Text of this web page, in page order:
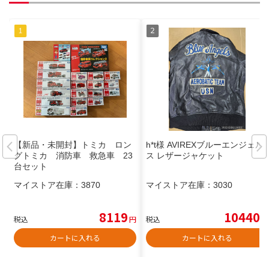
【新品・未開封】トミカ ロン
グトミカ 消防車 救急車 23
台セット
マイストア在庫： 3870
税込 8119円
カートに入れる
h*t様 AVIREXブルーエンジェル
ス レザージャケット
マイストア在庫： 3030
税込 10440
カートに入れる